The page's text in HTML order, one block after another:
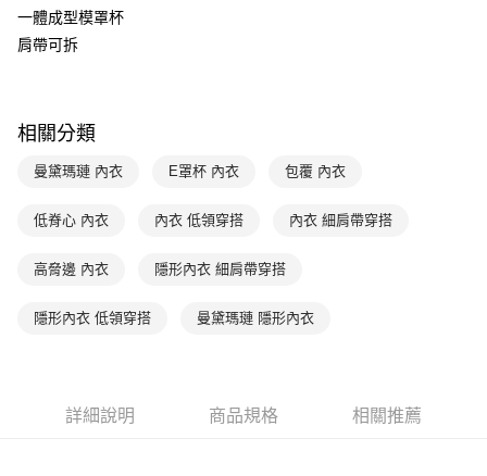
便利好安心！
１．簡單：不需註冊會員、不需綁卡、不需儲值。
２．便利：只要手機號碼，簡訊認證，即可結帳。
１．於結帳方式選擇「AFTEE先享後付」後，將跳轉至「AFTEE先享後付」
結帳頁面，進行簡訊認證並確認金額後，即可完成結帳。
２．訂單成立數日內，您將收到繳費通知簡訊。
※ 請注意：結帳手續完成當下不需立刻繳費，但若您需要取消訂單，請聯絡
後付繳納相關費用。
客戶支援中心」https://netprotections.freshdesk.com/support/home
權轉讓予恩沛科技股份有限公司。
運送方式
付款後全家取貨$888免運-以PackAge+配客嘉循環箱包裝寄出
每筆NT$90，滿NT$888(含以上)免運費
萊爾富取貨付款
每筆NT$90，滿NT$1,000(含以上)免運費
付款後7-11取貨
一體成型模罩杯
肩帶可拆
相關分類
曼黛瑪璉 內衣 E罩杯 內衣 包覆 內衣
低脊心 內衣 內衣 低領穿搭 內衣 細肩帶穿搭
高脅邊 內衣 隱形內衣 細肩帶穿搭
隱形內衣 低領穿搭 曼黛瑪璉 隱形內衣
詳細說明 商品規格 相關推薦